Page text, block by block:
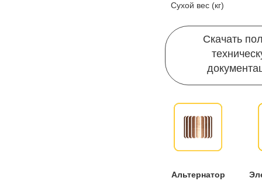
Сухой вес (кг)
Скачать
Альтернатор